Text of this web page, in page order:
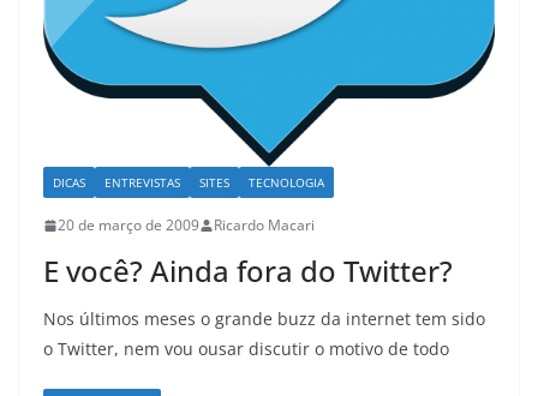
DICAS ENTREVISTAS SITES TECNOLOGIA
20 de março de 2009 Ricardo Macari
E você? Ainda fora do Twitter?
Nos últimos meses o grande buzz da internet tem sido
o Twitter, nem vou ousar discutir o motivo de todo